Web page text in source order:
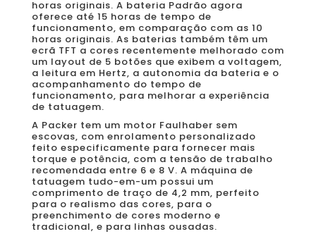
horas originais. A bateria Padrão agora
oferece até 15 horas de tempo de
funcionamento, em comparação com as 10
horas originais. As baterias também têm um
ecrã TFT a cores recentemente melhorado com
um layout de 5 botões que exibem a voltagem,
a leitura em Hertz, a autonomia da bateria e o
acompanhamento do tempo de
funcionamento, para melhorar a experiência
de tatuagem.
A Packer tem um motor Faulhaber sem
escovas, com enrolamento personalizado
feito especificamente para fornecer mais
torque e potência, com a tensão de trabalho
recomendada entre 6 e 8 V. A máquina de
tatuagem tudo-em-um possui um
comprimento de traço de 4,2 mm, perfeito
para o realismo das cores, para o
preenchimento de cores moderno e
tradicional, e para linhas ousadas.